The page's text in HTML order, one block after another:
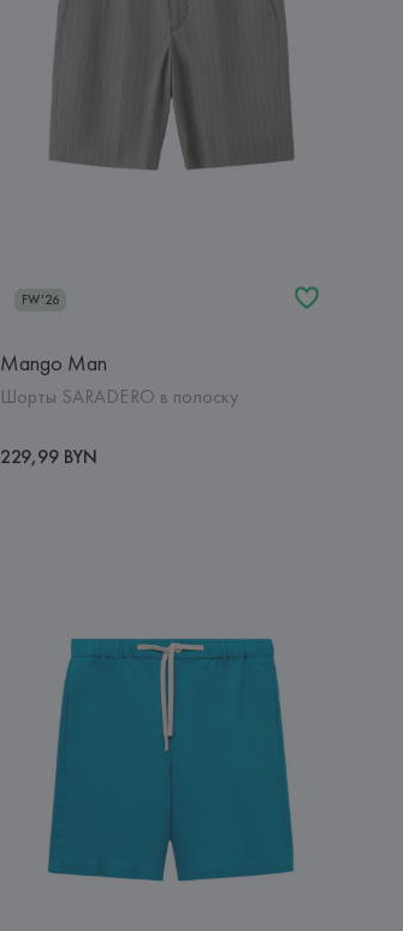
FW'26
Mango Man
Шорты SARADERO в полоску
229,99 BYN